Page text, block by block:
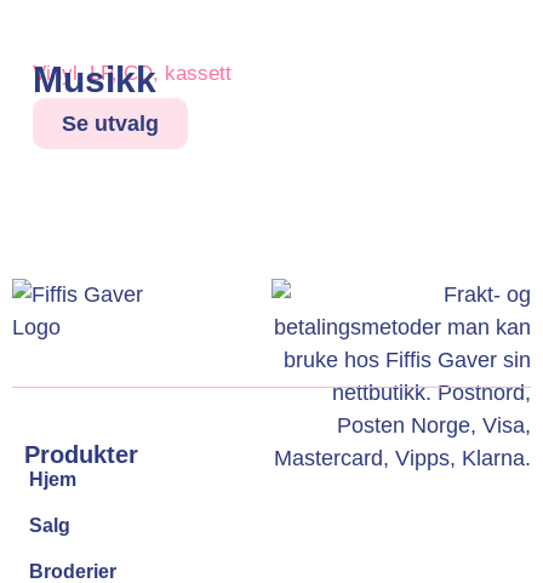
Vinyl, LP, CD, kassett
Musikk
Se utvalg
Produkter
Hjem
Salg
Broderier